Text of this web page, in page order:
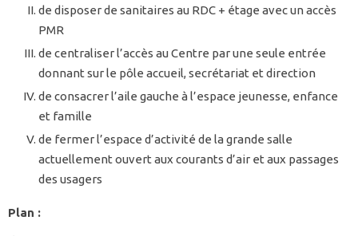
de disposer de sanitaires au RDC + étage avec un accès
PMR
de centraliser l’accès au Centre par une seule entrée
donnant sur le pôle accueil, secrétariat et direction
de consacrer l’aile gauche à l’espace jeunesse, enfance
et famille
de fermer l’espace d’activité de la grande salle
actuellement ouvert aux courants d’air et aux passages
des usagers
Plan :